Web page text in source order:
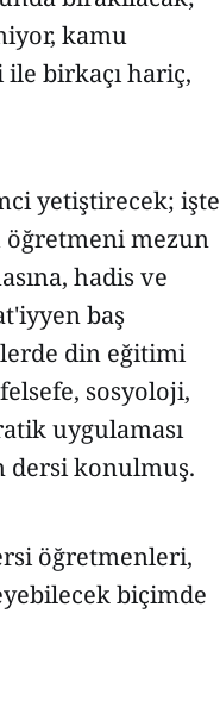
kamu
ile birkaçı hariç,
yetiştirecek; işte
mezun
hadis ve
baş
din eğitimi
sosyoloji,
uygulaması
dersi konulmuş.
öğretmenleri,
biçimde